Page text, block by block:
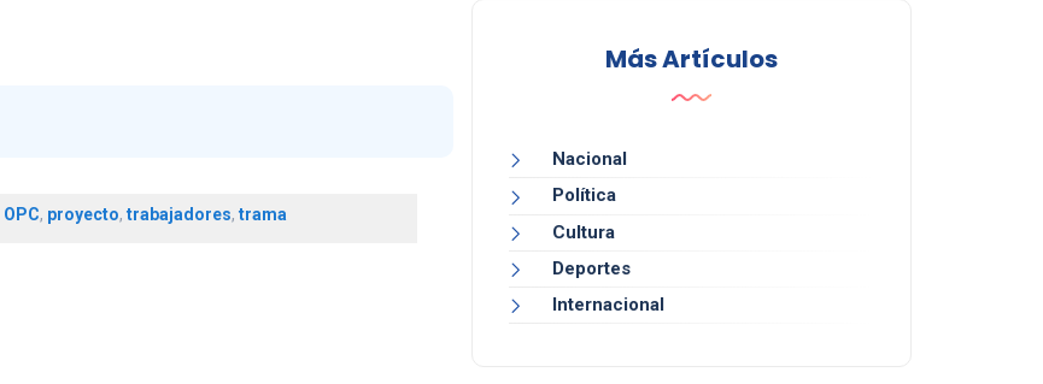
OPC, proyecto, trabajadores, trama
Más Artículos
Nacional
Política
Cultura
Deportes
Internacional